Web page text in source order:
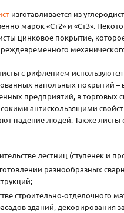
изготавливается из
марок «Ст2» и «Ст3».
цинковое покрытие,
с рифлением
напольных покрытий –
предприятий, в торговых
антискользящими
падение людей. Также листы
лестниц (ступенек и
разнообразных
строительно-отделочного
зданий, декорирования